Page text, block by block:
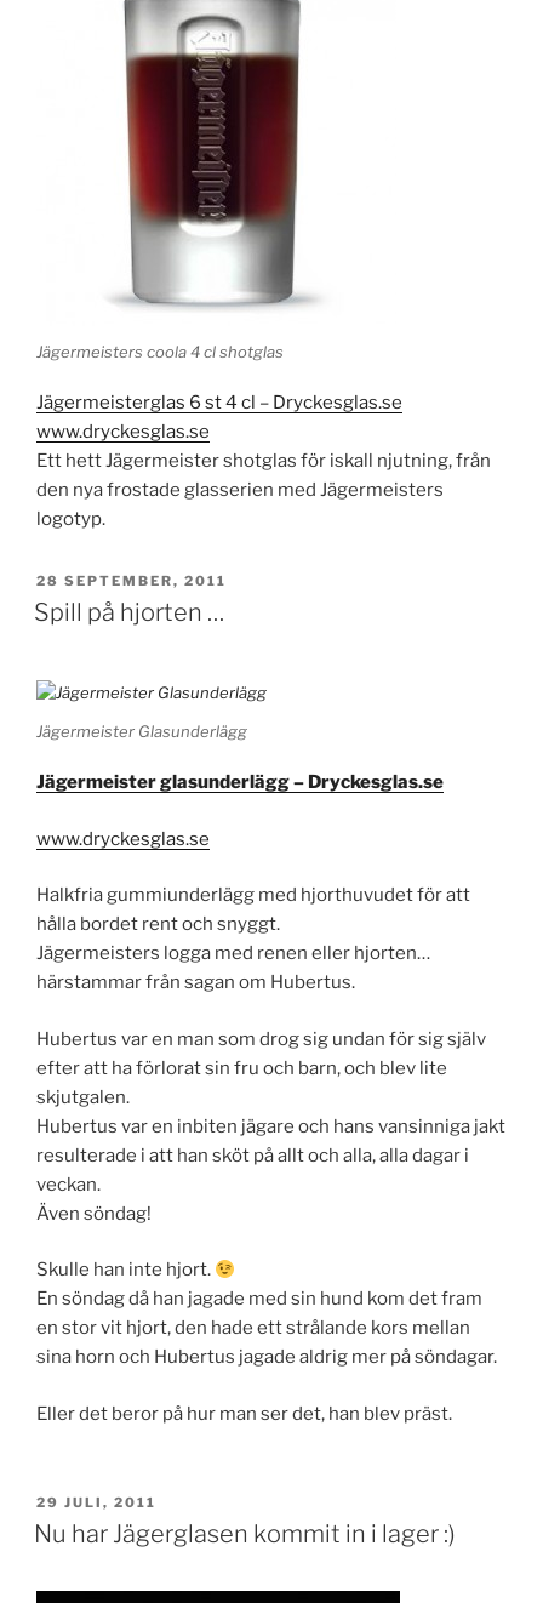
Jägermeisters coola 4 cl shotglas
Jägermeisterglas 6 st 4 cl – Dryckesglas.se
www.dryckesglas.se
Ett hett Jägermeister shotglas för iskall njutning, från
den nya frostade glasserien med Jägermeisters
logotyp.
PUBLICERAT
28 SEPTEMBER, 2011
Spill på hjorten …
Jägermeister Glasunderlägg
Jägermeister glasunderlägg – Dryckesglas.se
www.dryckesglas.se
Halkfria gummiunderlägg med hjorthuvudet för att
hålla bordet rent och snyggt.
Jägermeisters logga med renen eller hjorten…
härstammar från sagan om Hubertus.
Hubertus var en man som drog sig undan för sig själv
efter att ha förlorat sin fru och barn, och blev lite
skjutgalen.
Hubertus var en inbiten jägare och hans vansinniga jakt
resulterade i att han sköt på allt och alla, alla dagar i
veckan.
Även söndag!
Skulle han inte hjort.
En söndag då han jagade med sin hund kom det fram
en stor vit hjort, den hade ett strålande kors mellan
sina horn och Hubertus jagade aldrig mer på söndagar.
Eller det beror på hur man ser det, han blev präst.
PUBLICERAT
29 JULI, 2011
Nu har Jägerglasen kommit in i lager :)